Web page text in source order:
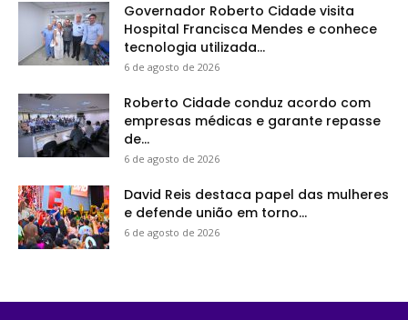
Governador Roberto Cidade visita
Hospital Francisca Mendes e conhece
tecnologia utilizada...
6 de agosto de 2026
Roberto Cidade conduz acordo com
empresas médicas e garante repasse
de...
6 de agosto de 2026
David Reis destaca papel das mulheres
e defende união em torno...
6 de agosto de 2026